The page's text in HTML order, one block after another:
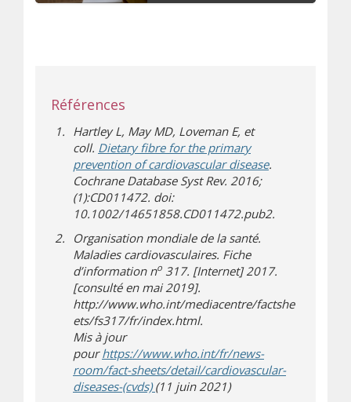
Références
Hartley L, May MD, Loveman E, et
coll. Dietary fibre for the primary
prevention of cardiovascular disease(s’ouvre sur
.
Cochrane Database Syst Rev. 2016;
(1):CD011472. doi:
10.1002/14651858.CD011472.pub2.
Organisation mondiale de la santé.
Maladies cardiovasculaires. Fiche
d’information no 317. [Internet] 2017.
[consulté en mai 2019].
http://www.who.int/mediacentre/factshe
ets/fs317/fr/index.html.
Mis à jour
pourhttps://www.who.int/fr/news-
room/fact-sheets/detail/cardiovascular-
diseases-(cvds)(s’ouvre sur un autre site)
(11 juin 2021)